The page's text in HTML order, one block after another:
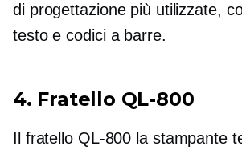
di progettazione più utilizzate,
testo e codici a barre.
4. Fratello QL-800
Il fratello QL-800 la stampante